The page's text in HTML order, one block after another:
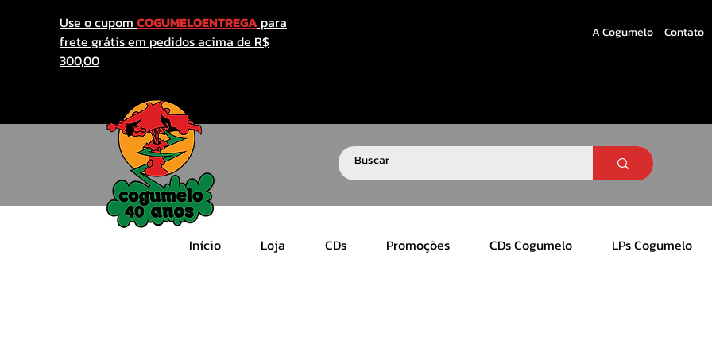
Use o cupom COGUMELOENTREGA para
frete grátis em pedidos acima de R$
300,00
A Cogumelo Contato
Início Loja CDs Promoções CDs Cogumelo LPs Cogumelo